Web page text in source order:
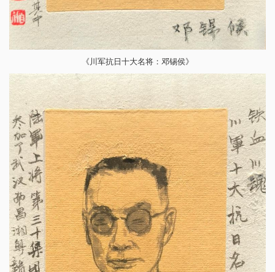
《川军抗日十大名将：邓锡侯》